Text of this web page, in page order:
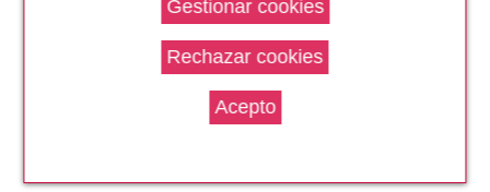
-35% 6.48€